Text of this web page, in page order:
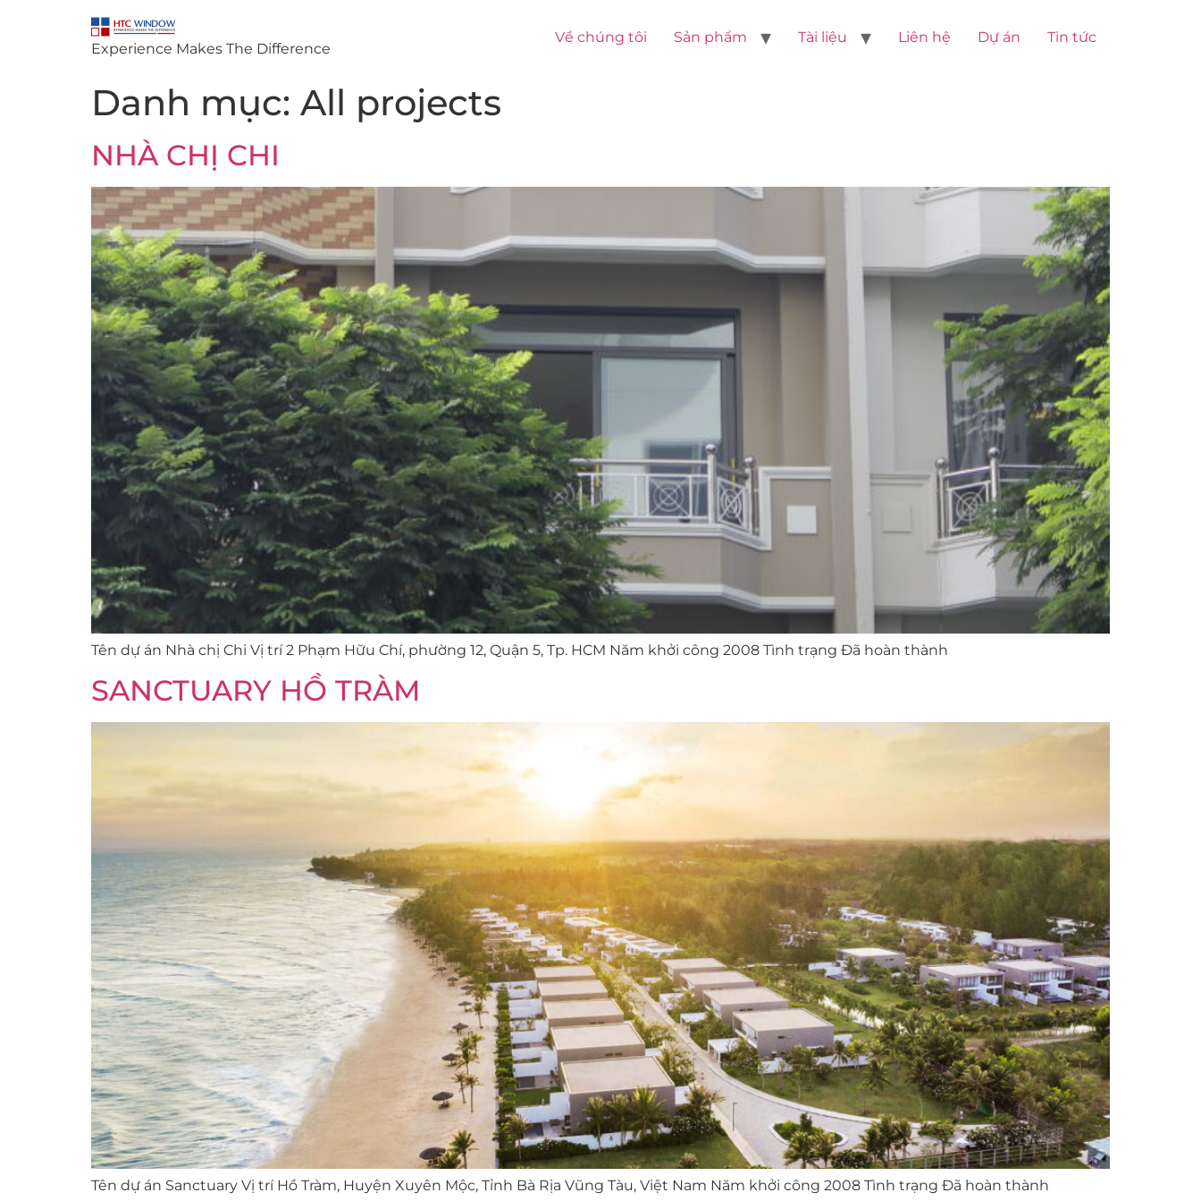
Experience Makes The Difference
Về chúng tôi Sản phẩm Tài liệu Liên hệ Dự án Tin tức
Danh mục: All projects
NHÀ CHỊ CHI
Tên dự án Nhà chị Chi Vị trí 2 Phạm Hữu Chí, phường 12, Quận 5, Tp. HCM Năm khởi công 2008 Tình trạng Đã hoàn thành
SANCTUARY HỒ TRÀM
Tên dự án Sanctuary Vị trí Hồ Tràm, Huyện Xuyên Mộc, Tỉnh Bà Rịa Vũng Tàu, Việt Nam Năm khởi công 2008 Tình trạng Đã hoàn thành